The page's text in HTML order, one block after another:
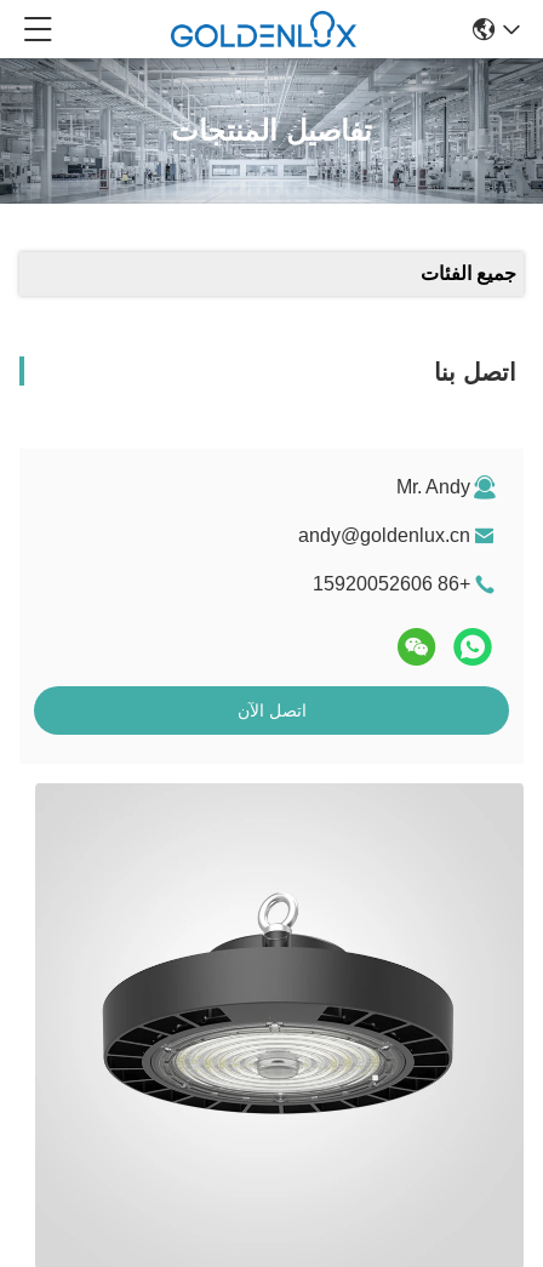
تفاصيل المنتجات
جميع الفئات
اتصل بنا
Mr. Andy
andy@goldenlux.cn
+86 15920052606
اتصل الآن